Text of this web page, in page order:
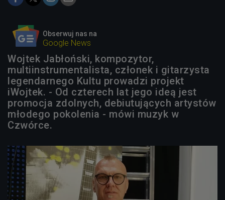
Obserwuj nas na
Google News
Wojtek Jabłoński, kompozytor,
multiinstrumentalista, członek i gitarzysta
legendarnego Kultu prowadzi projekt
iWojtek. - Od czterech lat jego ideą jest
promocja zdolnych, debiutujących artystów
młodego pokolenia - mówi muzyk w
Czwórce.